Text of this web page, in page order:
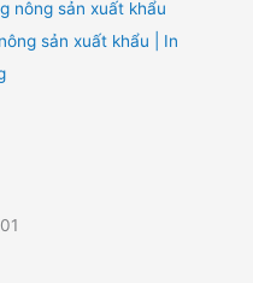
sản xuất khẩu | In